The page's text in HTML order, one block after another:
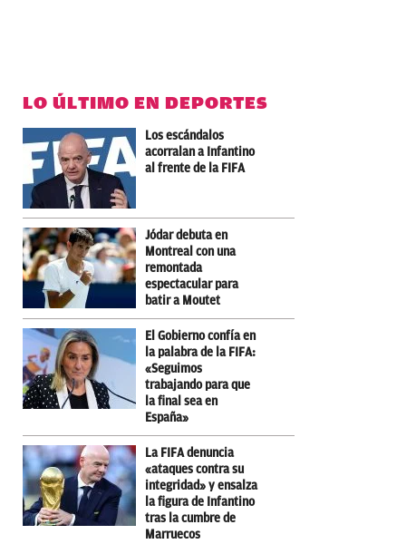
LO ÚLTIMO EN DEPORTES
Los escándalos
acorralan a Infantino
al frente de la FIFA
Jódar debuta en
Montreal con una
remontada
espectacular para
batir a Moutet
El Gobierno confía en
la palabra de la FIFA:
«Seguimos
trabajando para que
la final sea en
España»
La FIFA denuncia
«ataques contra su
integridad» y ensalza
la figura de Infantino
tras la cumbre de
Marruecos